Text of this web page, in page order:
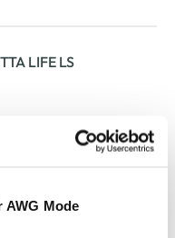
Mode
LIFE LS
Only Carmakoma
Allover-Design
Tragekomfort